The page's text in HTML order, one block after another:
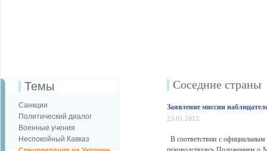
Темы
Санкции
Политический диалог
Военные учения
Неспокойный Кавказ
Соседние страны
Заявление миссии
23.01.2012
В соответствии с